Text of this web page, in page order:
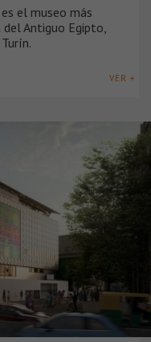
el museo más
Antiguo Egipto,
VER +